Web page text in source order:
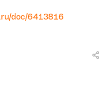
doc/6413816